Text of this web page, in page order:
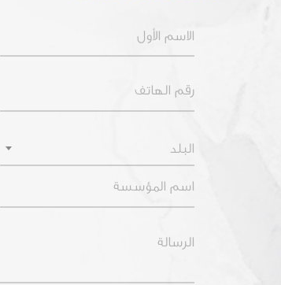
First Name
Phone Number
Country
البلد
Organization Name
Message